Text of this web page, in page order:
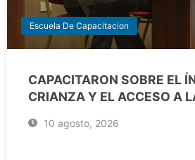
Escuela De Capacitacion
CAPACITARON SOBRE EL
CRIANZA Y EL ACCESO A
10 agosto, 2026